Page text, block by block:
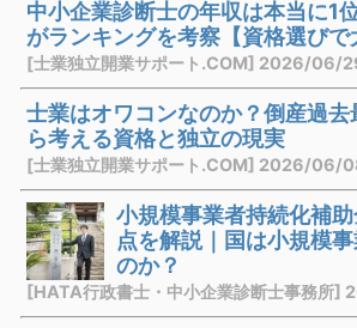
中小企業診断士の年収は本当に1
がランキングを考察【資格選びで
[士業独立開業サポート.COM] 2026/06/
士業はオワコンなのか？倒産過
ら考える資格と独立の現実
[士業独立開業サポート.COM] 2026/06/
小規模事業者持続化補
点を解説｜国は小規模
のか？
[HATA行政書士・中小企業診断士事務所